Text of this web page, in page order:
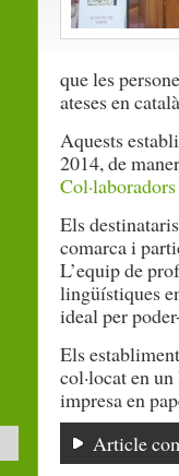
que les
ateses en
Aquests
2014, de
Col·laboradors
Els
comarca i
L’equip de
lingüístiques
ideal per
Els
col·locat en
impresa en
Article